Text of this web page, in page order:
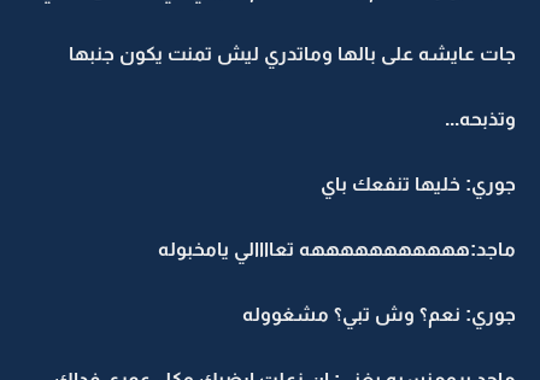
جات عايشه على بالها وماتدري ليش تمنت يكون جنبها
وتذبحه...
جوري: خليها تنفعك باي
ماجد:هههههههههههه تعاااالي يامخبوله
جوري: نعم؟ وش تبي؟ مشغووله